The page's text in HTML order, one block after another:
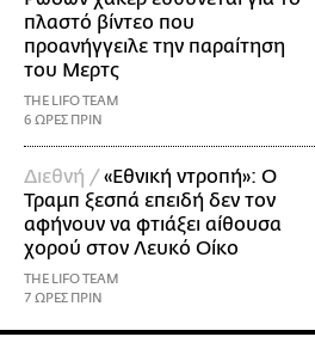
πλαστό βίντεο που
προανήγγειλε την παραίτηση
του Μερτς
THE LIFO TEAM
6 ΩΡΕΣ ΠΡΙΝ
Διεθνή /«Εθνική ντροπή»: Ο
Τραμπ ξεσπά επειδή δεν τον
αφήνουν να φτιάξει αίθουσα
χορού στον Λευκό Οίκο
THE LIFO TEAM
7 ΩΡΕΣ ΠΡΙΝ